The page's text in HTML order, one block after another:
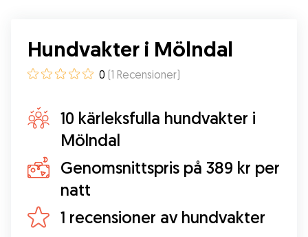
Hundvakter i Mölndal
0 (1 Recensioner)
10 kärleksfulla hundvakter i
Mölndal
Genomsnittspris på 389 kr per
natt
1 recensioner av hundvakter